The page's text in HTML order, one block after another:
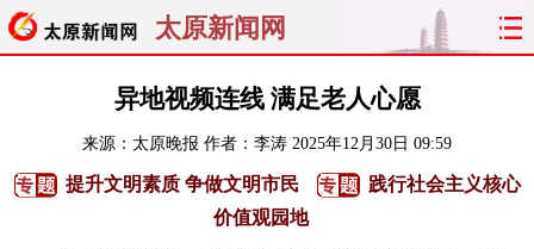
太原新闻网
聚焦 太原
经济 关注 文明 出行
曝光
异地视频连线 满足老人心愿
来源： 太原晚报 作者：李涛 2025年12月30日 09:59
提升文明素质 争做文明市民
践行社会主义核心
价值观园地